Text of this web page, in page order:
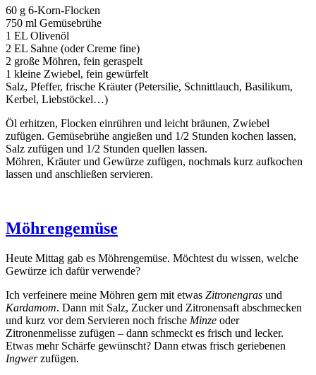
60 g 6-Korn-Flocken
750 ml Gemüsebrühe
1 EL Olivenöl
2 EL Sahne (oder Creme fine)
2 große Möhren, fein geraspelt
1 kleine Zwiebel, fein gewürfelt
Salz, Pfeffer, frische Kräuter (Petersilie, Schnittlauch, Basilikum,
Kerbel, Liebstöckel…)
Öl erhitzen, Flocken einrühren und leicht bräunen, Zwiebel
zufügen. Gemüsebrühe angießen und 1/2 Stunden kochen lassen,
Salz zufügen und 1/2 Stunden quellen lassen.
Möhren, Kräuter und Gewürze zufügen, nochmals kurz aufkochen
lassen und anschließen servieren.
Möhrengemüse
Heute Mittag gab es Möhrengemüse. Möchtest du wissen, welche
Gewürze ich dafür verwende?
Ich verfeinere meine Möhren gern mit etwas Zitronengras und
Kardamom. Dann mit Salz, Zucker und Zitronensaft abschmecken
und kurz vor dem Servieren noch frische Minze oder
Zitronenmelisse zufügen – dann schmeckt es frisch und lecker.
Etwas mehr Schärfe gewünscht? Dann etwas frisch geriebenen
Ingwerzufügen.